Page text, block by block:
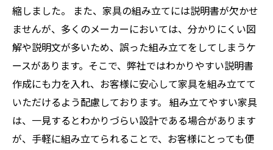
縮しました。 また、家具の組み立てには説明書が欠かせ
ませんが、多くのメーカーにおいては、分かりにくい図
解や説明文が多いため、誤った組み立てをしてしまうケ
ースがあります。そこで、弊社ではわかりやすい説明書
作成にも力を入れ、お客様に安心して家具を組み立てて
いただけるよう配慮しております。 組み立てやすい家具
は、一見するとわかりづらい設計である場合があります
が、手軽に組み立てられることで、お客様にとっても便